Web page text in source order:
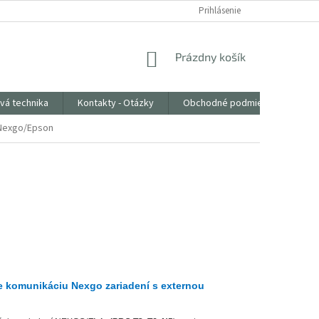
Prihlásenie
NÁKUPNÝ
Prázdny košík
technika Kontakty - Otázky
Obchodné podmienky
Epson
komunikáciu Nexgo zariadení s externou